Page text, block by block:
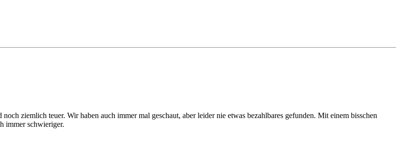
ziemlich teuer. Wir haben auch immer mal geschaut, aber leider nie etwas bezahlbares gefunden. Mit einem bisschen
immer schwieriger.